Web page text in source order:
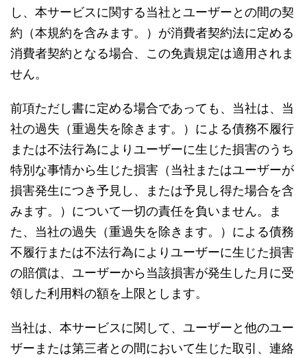
し、本サービスに関する当社とユーザーとの間の契
約（本規約を含みます。）が消費者契約法に定める
消費者契約となる場合、この免責規定は適用されま
せん。
前項ただし書に定める場合であっても、当社は、当
社の過失（重過失を除きます。）による債務不履行
または不法行為によりユーザーに生じた損害のうち
特別な事情から生じた損害（当社またはユーザーが
損害発生につき予見し、または予見し得た場合を含
みます。）について一切の責任を負いません。ま
た、当社の過失（重過失を除きます。）による債務
不履行または不法行為によりユーザーに生じた損害
の賠償は、ユーザーから当該損害が発生した月に受
領した利用料の額を上限とします。
当社は、本サービスに関して、ユーザーと他のユー
ザーまたは第三者との間において生じた取引、連絡